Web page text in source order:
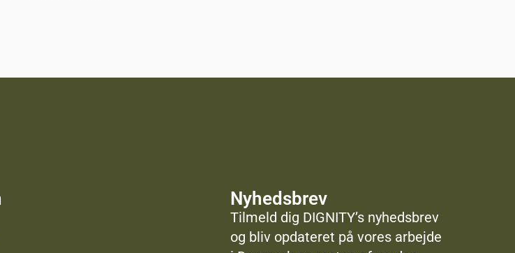
Nyhedsbrev
Tilmeld dig DIGNITY’s nyhedsbrev
og bliv opdateret på vores arbejde